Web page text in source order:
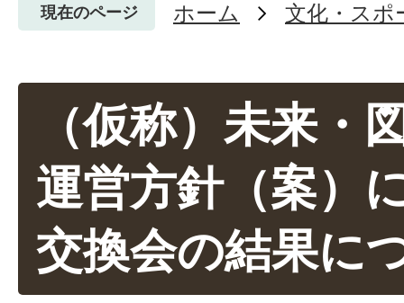
現在のページ ホーム 文化・スポ
（仮称）未来・
運営方針（案）
交換会の結果に